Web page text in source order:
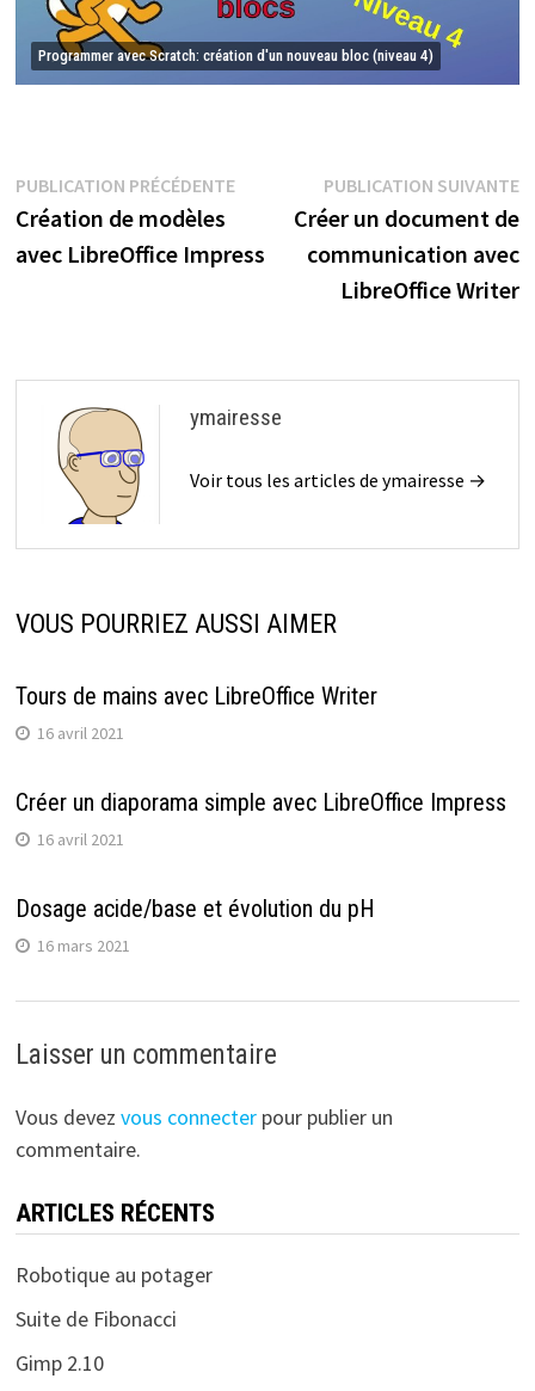
Programmer avec Scratch: création d'un nouveau bloc (niveau 4)
Navigation
de
PUBLICATION PRÉCÉDENTEPublication
précédente :
Création de modèles
avec LibreOffice Impress
PUBLICATION SUIVANTE
Créer un document de
communication avec
LibreOffice Writer
ymairesse
Voir tous les articles de ymairesse →
VOUS POURRIEZ AUSSI AIMER
Tours de mains avec LibreOffice Writer
16 avril 2021
Créer un diaporama simple avec LibreOffice Impress
16 avril 2021
Dosage acide/base et évolution du pH
16 mars 2021
Laisser un commentaire
Vous devez vous connecterpour publier un
commentaire.
ARTICLES RÉCENTS
Robotique au potager
Suite de Fibonacci
Gimp 2.10